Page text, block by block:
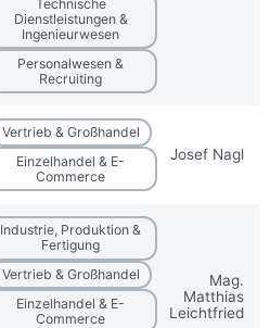
Technische
Dienstleistungen &
Ingenieurwesen
Personalwesen &
Recruiting
Vertrieb & Großhandel
Einzelhandel & E-
Commerce
Josef Nagl
Industrie, Produktion &
Fertigung
Vertrieb & Großhandel
Einzelhandel & E-
Commerce
Mag.
Matthias
Leichtfried